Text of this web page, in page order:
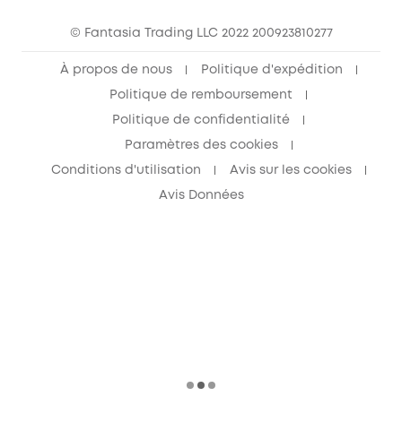
© Fantasia Trading LLC 2022 200923810277
À propos de nous Politique d'expédition
Politique de remboursement
Politique de confidentialité
Paramètres des cookies
Conditions d'utilisation Avis sur les cookies
Avis Données